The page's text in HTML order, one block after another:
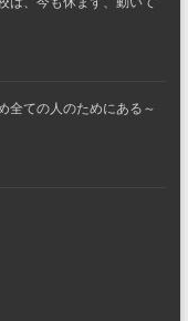
全ての人のためにある～